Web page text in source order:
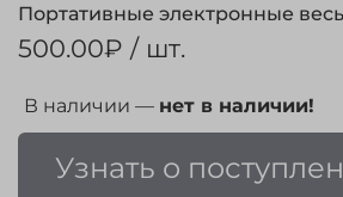
Портативные электронные
500.00₽ / шт.
В наличии — нет в наличии!
Узнать о